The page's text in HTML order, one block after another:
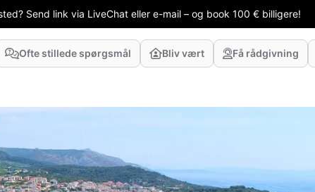
Send link via LiveChat eller e-mail – og book 100 € billigere!
Ofte stillede spørgsmål Bliv vært Få rådgivning